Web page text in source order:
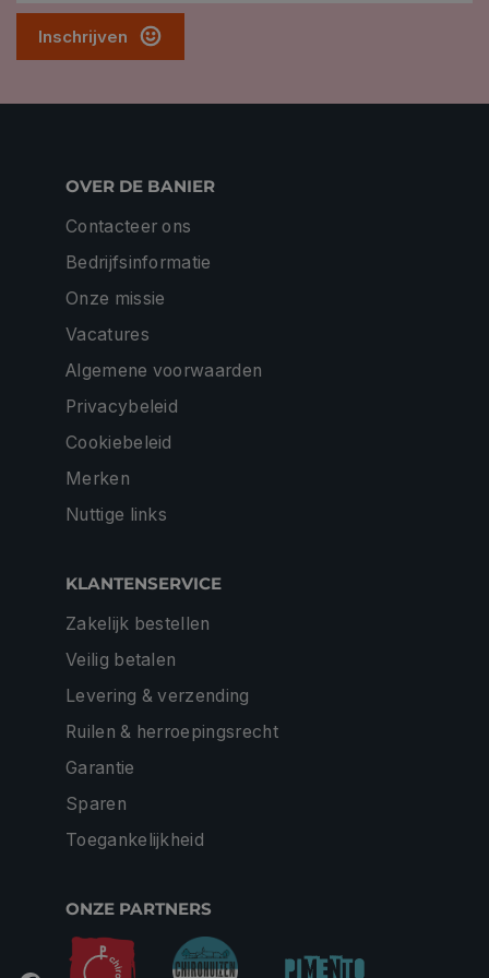
Inschrijven
OVER DE BANIER
Contacteer ons
Bedrijfsinformatie
Onze missie
Vacatures
Algemene voorwaarden
Privacybeleid
Cookiebeleid
Merken
Nuttige links
KLANTENSERVICE
Zakelijk bestellen
Veilig betalen
Levering & verzending
Ruilen & herroepingsrecht
Garantie
Sparen
Toegankelijkheid
ONZE PARTNERS